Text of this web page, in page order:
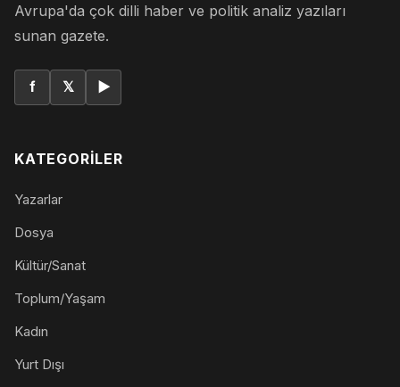
Avrupa'da çok dilli haber ve politik analiz yazıları
sunan gazete.
f 𝕏 ▶
KATEGORILER
Yazarlar
Dosya
Kültür/Sanat
Toplum/Yaşam
Kadın
Yurt Dışı